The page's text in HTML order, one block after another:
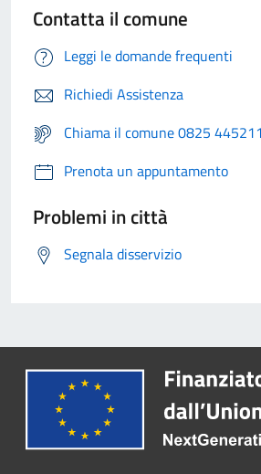
Contatta il comune
Leggi le domande frequenti
Richiedi Assistenza
Chiama il comune 0825 445211
Prenota un appuntamento
Problemi in città
Segnala disservizio